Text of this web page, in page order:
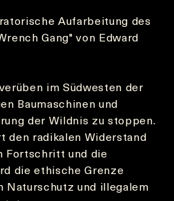
Aufarbeitung des
Gang" von Edward
im Südwesten der
Baumaschinen und
der Wildnis zu stoppen.
den radikalen Widerstand
Fortschritt und die
die ethische Grenze
Naturschutz und illegalem